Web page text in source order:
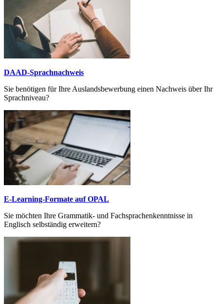
DAAD-Sprachnachweis
Sie benötigen für Ihre Auslandsbewerbung einen Nachweis über Ihr
Sprachniveau?
E-Learning-Formate auf OPAL
Sie möchten Ihre Grammatik- und Fach­sprachen­kenntnisse in
Englisch selbständig erweitern?